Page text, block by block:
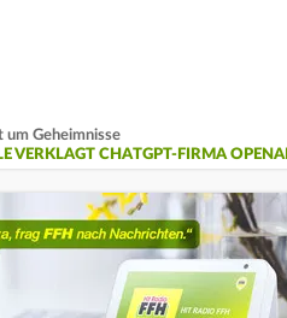
um Geheimnisse
VERKLAGT CHATGPT-FIRMA OPENAI